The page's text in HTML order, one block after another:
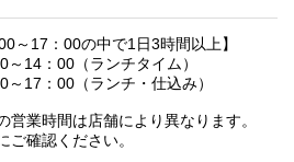
00～17：00の中で1日3時間以上】
～14：00（ランチタイム）
～17：00（ランチ・仕込み）
営業時間は店舗により異なります。
ご確認ください。